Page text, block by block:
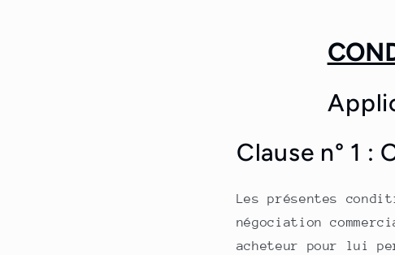
Clause n° 1
Les présentes
négociation
acheteur pour lui